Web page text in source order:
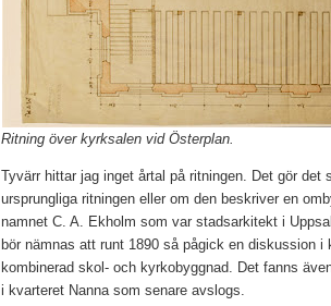
Ritning över kyrksalen vid Österplan.
Tyvärr hittar jag inget årtal på ritningen. Det gör det
ursprungliga ritningen eller om den beskriver en
namnet C. A. Ekholm som var stadsarkitekt i
bör nämnas att runt 1890 så pågick en diskussion
kombinerad skol- och kyrkobyggnad. Det fanns
i kvarteret Nanna som senare avslogs.